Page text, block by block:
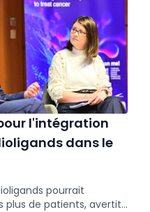
l'intégration
dans le
pourrait
plus de patients, avertit